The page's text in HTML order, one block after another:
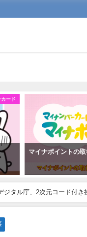
ード
マイナポイントの
ジタル庁、2次元コード付き